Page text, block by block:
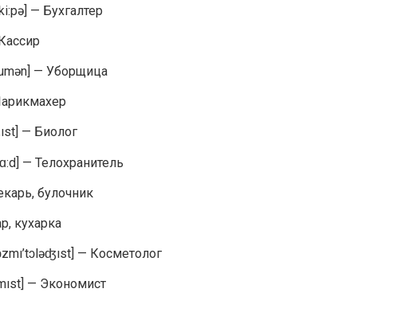
— Бухгалтер
— Уборщица
— Биолог
— Телохранитель
булочник
кухарка
— Косметолог
— Экономист